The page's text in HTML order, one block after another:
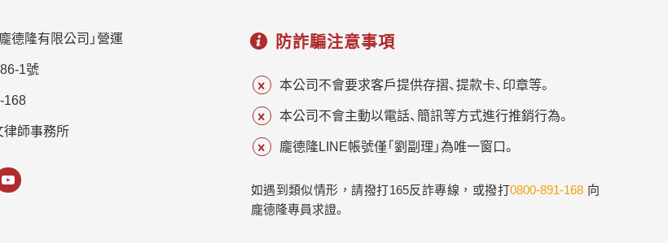
德隆有限公司」營運
1號
168
律師事務所
防詐騙注意事項
本公司不會要求客戶提供存摺、提款卡、印章等。
本公司不會主動以電話、簡訊等方式進行推銷行為。
龐德隆LINE帳號僅「劉副理」為唯一窗口。
如遇到類似情形，請撥打165反詐專線，或撥打0800-891-168 向
龐德隆專員求證。